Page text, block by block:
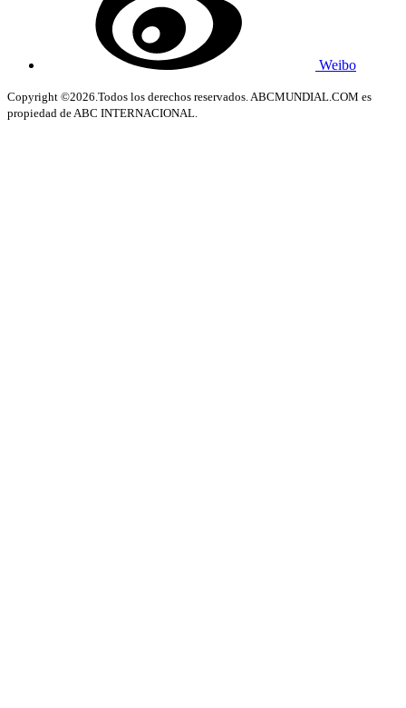
Weibo
Copyright ©2026.Todos los derechos reservados. ABCMUNDIAL.COM es
propiedad de ABC INTERNACIONAL.